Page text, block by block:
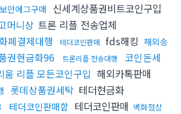
보안에그구매 신세계상품권비트코인구입
머니상 트론 리플 전송업체
폐결제대행 테더코인판매 fds해킹 해외송
권현금화96 트론리플 전송대행
코인돈세
움 리플 모든코인구입 해외카톡판매
롯데상품권세탁 테더현금화
테더코인판매함 테더코인판매 백화점상